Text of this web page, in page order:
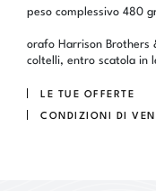
peso complessivo 480
orafo Harrison Brothers
coltelli, entro scatola in
LE TUE OFFERTE
CONDIZIONI DI